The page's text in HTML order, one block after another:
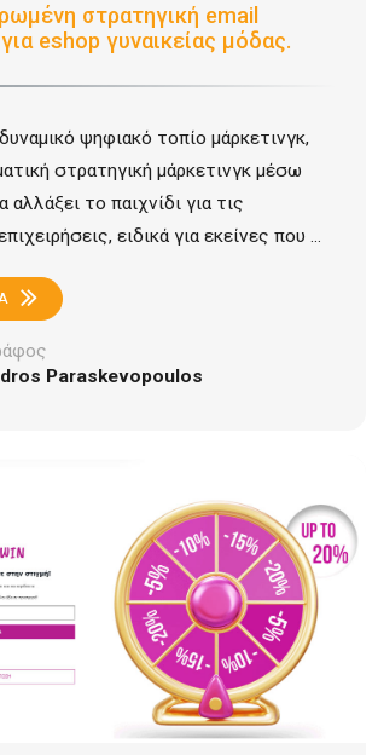
στρατηγική email
eshop γυναικείας μόδας.
ψηφιακό τοπίο μάρκετινγκ,
στρατηγική μάρκετινγκ μέσω
αλλάξει το παιχνίδι για τις
ειδικά για εκείνες που ...
Paraskevopoulos